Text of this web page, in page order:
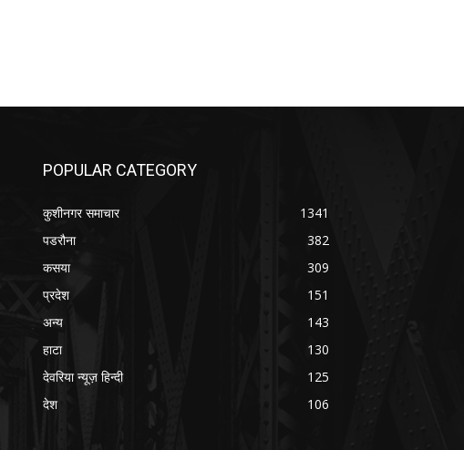
POPULAR CATEGORY
कुशीनगर समाचार
1341
पडरौना
382
कसया
309
प्रदेश
151
अन्य
143
हाटा
130
देवरिया न्यूज़ हिन्दी
125
देश
106